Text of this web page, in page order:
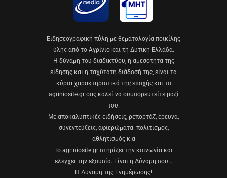
Eιδησεογραφική πύλη με θεματολογία ποικίλης
ύλης από το Αγρίνιο και τη Δυτική Ελλάδα.
Η δύναμη του διαδικτύου, η αμεσότητα της
είδησης και η ταχύτατη διάδοσή της, είναι τα
κύρια χαρακτηριστικά της εποχής και το
agriniosite.gr σας καλεί να συμπορευτείτε μαζί
του.
Με αποκαλυπτικές ειδήσεις, ρεπορτάζ, έρευνα,
συνεντεύξεις, αφιερώματα. πολιτισμός,
αθλητισμός κ.α
Το agriniosite.gr στηρίζει την κοινωνία και
ελέγχει την εξουσία. Είναι η Δύναμη σου…
Η Δύναμη της Ενημέρωσης!